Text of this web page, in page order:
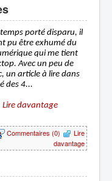
porté disparu, il
pu être exhumé du
qui me tient
Avec un peu de
un article à lire dans
des 4...
Commentaires (0)
Lire
davantage